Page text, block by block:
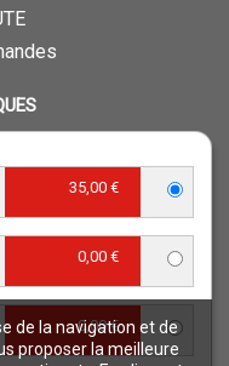
de la navigation et de
proposer la meilleure
35,00 €
0,00 €
0,00 €
humaine
et aquacoles